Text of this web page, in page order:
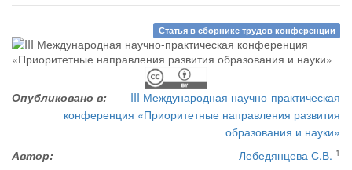
Статья в сборнике трудов конференции
Опубликовано в:
III Международная научно-практическая
конференция «Приоритетные направления развития
образования и науки»
Автор:
Лебедянцева С.В. 1